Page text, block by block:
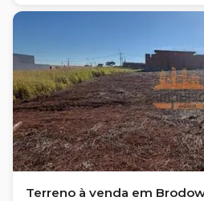
Terreno à venda em